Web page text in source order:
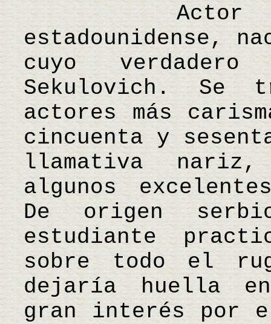
Actor de
estadounidense,
cuyo
Sekulovich.
actores más
cincuenta y
llamativa nariz,
algunos
De origen
estudiante
sobre todo el
dejaría huella
gran interés por